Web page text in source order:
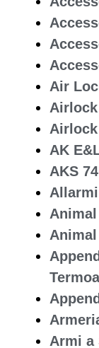
Air
AK
AKS
Armi a